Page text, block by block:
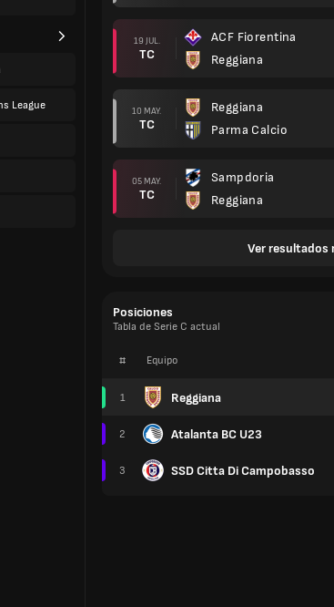
League
19 JUL.
TC
ACF Fiorentina
Reggiana
10 MAY.
TC
Reggiana
Parma Calcio
05 MAY.
TC
Sampdoria
Reggiana
Ver resultados
Posiciones
Tabla de Serie C actual
# Equipo
1 Reggiana
2 Atalanta BC U23
3 SSD Citta Di Campobasso